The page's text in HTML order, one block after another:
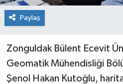
Paylaş
Zonguldak Bülent Ecevit
Geomatik Mühendisliği
Şenol Hakan Kutoğlu,